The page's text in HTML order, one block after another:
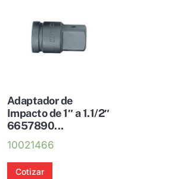
Adaptador de
Impacto de 1″ a 1.1/2″
6657890...
10021466
Cotizar